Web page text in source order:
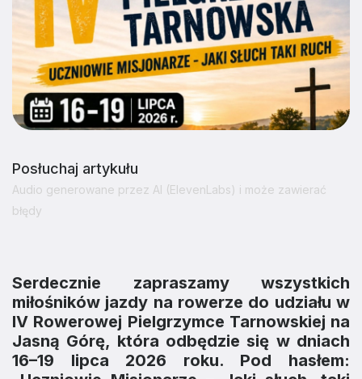
Posłuchaj artykułu
Audio generowane przez AI (ElevenLabs) i może zawierać
błędy
Serdecznie zapraszamy wszystkich
miłośników jazdy na rowerze do udziału w
IV Rowerowej Pielgrzymce Tarnowskiej na
Jasną Górę, która odbędzie się w dniach
16–19 lipca 2026 roku. Pod hasłem: